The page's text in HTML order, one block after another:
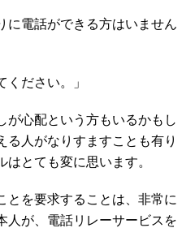
に電話ができる方はいません
ください。」
が心配という方もいるかもし
る人がなりすますことも有り
とても変に思います。
とを要求することは、非常に
人が、電話リレーサービスを